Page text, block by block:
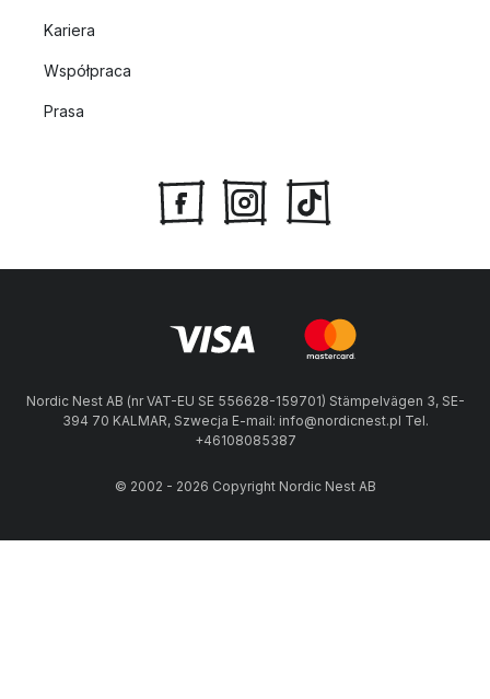
Kariera
Współpraca
Prasa
Nordic Nest AB (nr VAT-EU SE 556628-159701) Stämpelvägen 3, SE-
394 70 KALMAR, Szwecja E-mail: info@nordicnest.pl Tel.
+46108085387
© 2002 - 2026 Copyright Nordic Nest AB